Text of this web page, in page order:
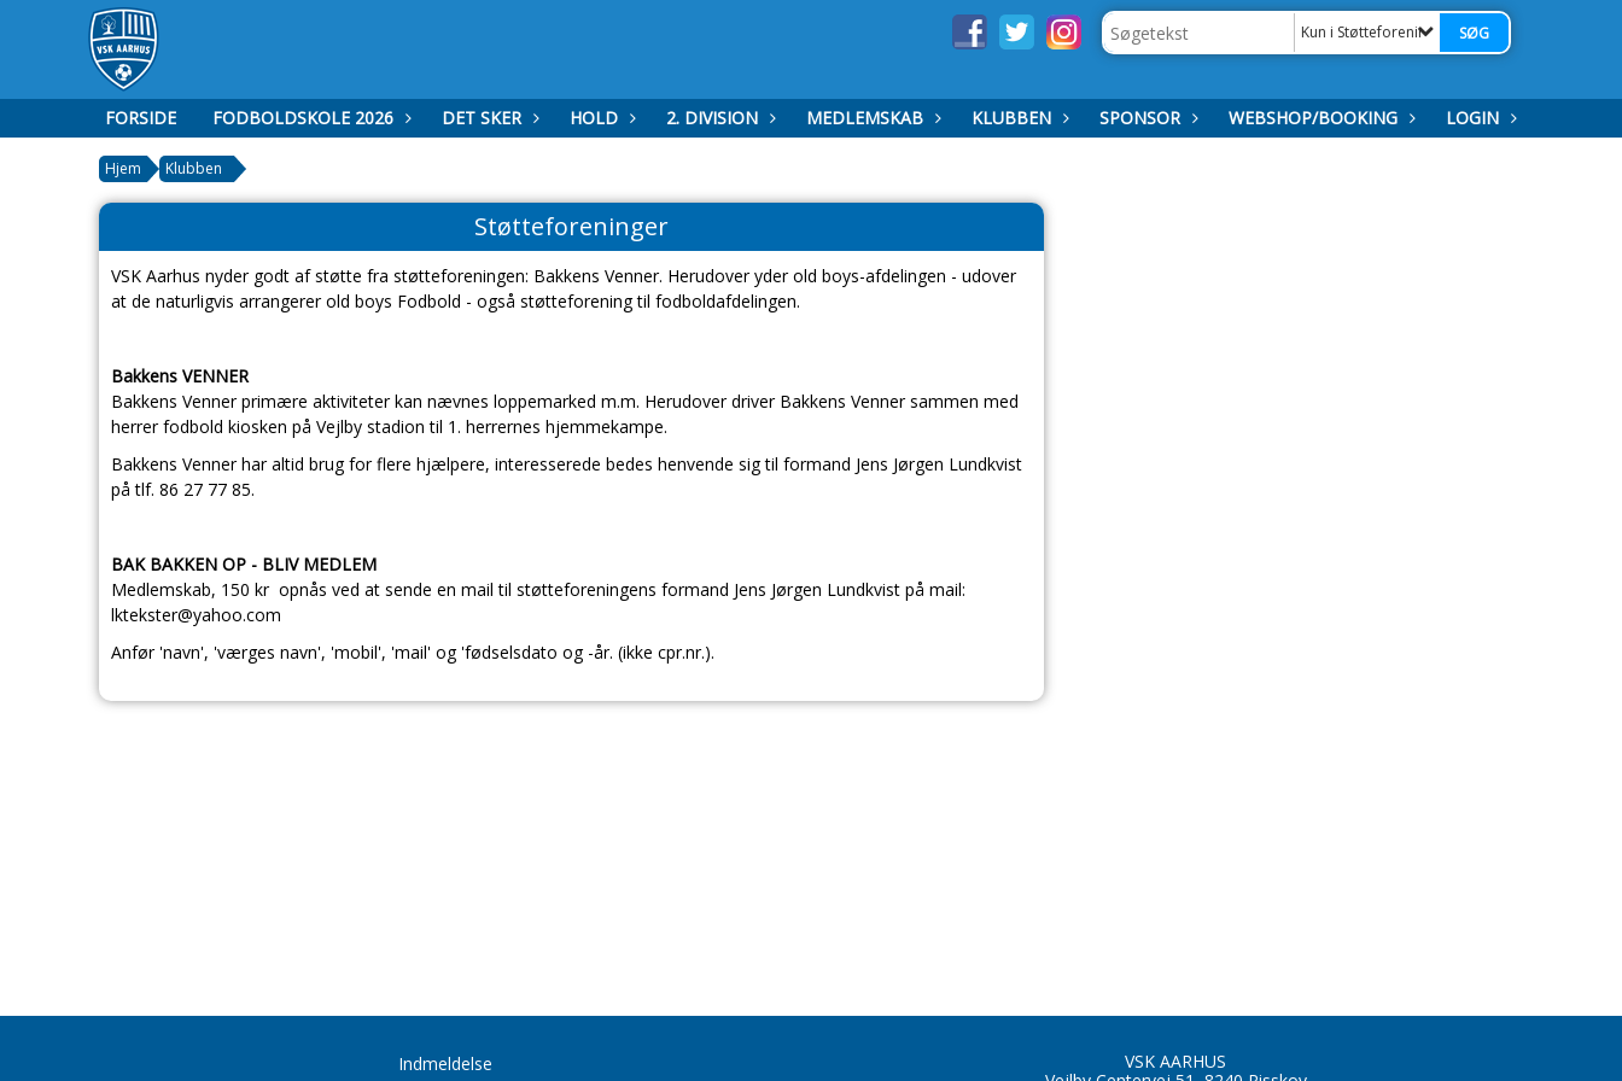
Kun i Støtteforeninger
FORSIDE FODBOLDSKOLE 2026 DET SKER HOLD 2. DIVISION MEDLEMSKAB KLUBBEN SPONSOR WEBSHOP/BOOKING LOGIN
Hjem Klubben
Støtteforeninger
VSK Aarhus nyder godt af støtte fra støtteforeningen: Bakkens Venner. Herudover yder old boys-afdelingen - udover
at de naturligvis arrangerer old boys Fodbold - også støtteforening til fodboldafdelingen.
Bakkens VENNER
Bakkens Venner primære aktiviteter kan nævnes loppemarked m.m. Herudover driver Bakkens Venner sammen med
herrer fodbold kiosken på Vejlby stadion til 1. herrernes hjemmekampe.
Bakkens Venner har altid brug for flere hjælpere, interesserede bedes henvende sig til formand Jens Jørgen Lundkvist
på tlf. 86 27 77 85.
BAK BAKKEN OP - BLIV MEDLEM
Medlemskab, 150 kr opnås ved at sende en mail til støtteforeningens formand Jens Jørgen Lundkvist på mail:
lktekster@yahoo.com
Anfør 'navn', 'værges navn', 'mobil', 'mail' og 'fødselsdato og -år. (ikke cpr.nr.).
Indmeldelse
VSK AARHUS